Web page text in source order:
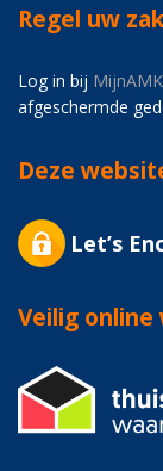
Regel uw
Log in bij MijnAMK
afgeschermde
Deze
Let’s
Veilig online